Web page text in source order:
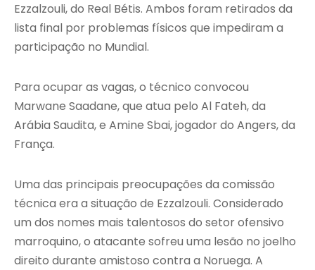
Ezzalzouli, do Real Bétis. Ambos foram retirados da
lista final por problemas físicos que impediram a
participação no Mundial.
Para ocupar as vagas, o técnico convocou
Marwane Saadane, que atua pelo Al Fateh, da
Arábia Saudita, e Amine Sbai, jogador do Angers, da
França.
Uma das principais preocupações da comissão
técnica era a situação de Ezzalzouli. Considerado
um dos nomes mais talentosos do setor ofensivo
marroquino, o atacante sofreu uma lesão no joelho
direito durante amistoso contra a Noruega. A